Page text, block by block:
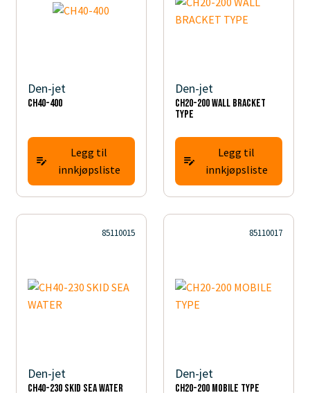
Den-jet
CH40-400
Legg til
innkjøpsliste
Den-jet
CH20-200 WALL BRACKET
TYPE
Legg til
innkjøpsliste
85110015
Den-jet
CH40-230 SKID SEA WATER
85110017
Den-jet
CH20-200 MOBILE TYPE